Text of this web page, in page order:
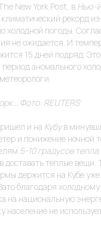
New York Post, в Нью-
рекорд
холодной погоды.
не ожидается. И
15 дней подряд.
аномального
Фото: REUTERS
и на Кубув
и понижение ночной
5-10 градусов тепла
доставать теплые
держится на Кубе
благодаря
на национальную
население не
ООО "ВИНТЕРА.ТВ"
Аккредитация ИТ-
компании в МИНЦИФРЫ
от 05.05.2022 No
АО-20220505-
4430083340-3
РЕКВИЗИТЫ